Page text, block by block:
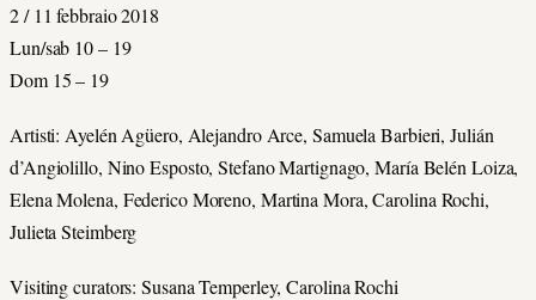
2 / 11 febbraio 2018
Lun/sab 10 – 19
Dom 15 – 19
Artisti: Ayelén Agüero, Alejandro Arce, Samuela Barbieri, Julián
d’Angiolillo, Nino Esposto, Stefano Martignago, María Belén Loiza,
Elena Molena, Federico Moreno, Martina Mora, Carolina Rochi,
Julieta Steimberg
Visiting curators: Susana Temperley, Carolina Rochi